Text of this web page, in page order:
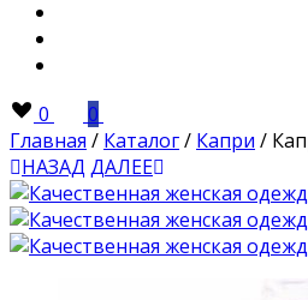
0
0
Главная / Каталог/ Капри /
НАЗАД ДАЛЕЕ